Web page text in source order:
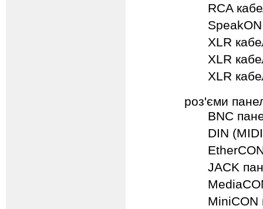
RCA
SpeakON
XLR
XLR
XLR
роз'єми
BNC
DIN
JACK
MiniCON